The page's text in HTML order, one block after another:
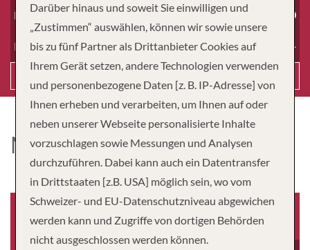
Dauer
Reiseart
MS ARTANIA
Baujahr
Besatzung
Darüber hinaus und soweit Sie einwilligen und
„Zustimmen“ auswählen, können wir sowie unsere
bis zu fünf Partner als Drittanbieter Cookies auf
Ihrem Gerät setzen, andere Technologien verwenden
und personenbezogene Daten [z. B. IP-Adresse] von
Ihnen erheben und verarbeiten, um Ihnen auf oder
neben unserer Webseite personalisierte Inhalte
vorzuschlagen sowie Messungen und Analysen
durchzuführen. Dabei kann auch ein Datentransfer
in Drittstaaten [z.B. USA] möglich sein, wo vom
Schweizer- und EU-Datenschutzniveau abgewichen
werden kann und Zugriffe von dortigen Behörden
nicht ausgeschlossen werden können.